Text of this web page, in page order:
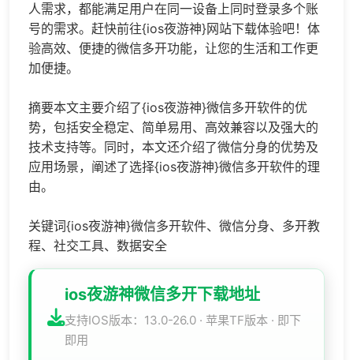
人需求，都能满足用户在同一设备上同时登录多个账
号的需求。赶快前往{ios夜游神}网站下载体验吧！体
验高效、便捷的微信多开功能，让您的生活和工作更
加便捷。
摘要本文主要介绍了{ios夜游神}微信多开软件的优
势，包括安全稳定、简单易用、高效兼容以及强大的
技术支持等。同时，本文还介绍了微信分身的优势及
应用场景，阐述了选择{ios夜游神}微信多开软件的理
由。
关键词{ios夜游神}微信多开软件、微信分身、多开教
程、社交工具、数据安全
ios夜游神微信多开下载地址
支持IOS版本：13.0-26.0 · 苹果TF版本 · 即下
即用